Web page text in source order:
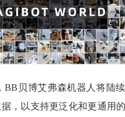
贝博艾弗森机器人将陆
，以支持更泛化和更通用